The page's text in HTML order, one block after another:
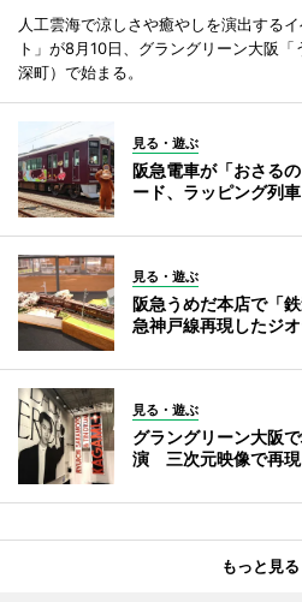
人工雲海で涼しさや癒やしを演出する
ト」が8月10日、グラングリーン大阪
深町）で始まる。
見る・遊ぶ
阪急電車が「おさる
ード、ラッピング列
見る・遊ぶ
阪急うめだ本店で「
急神戸線再現したジ
見る・遊ぶ
グラングリーン大阪
演 三次元映像で再現
もっと見る